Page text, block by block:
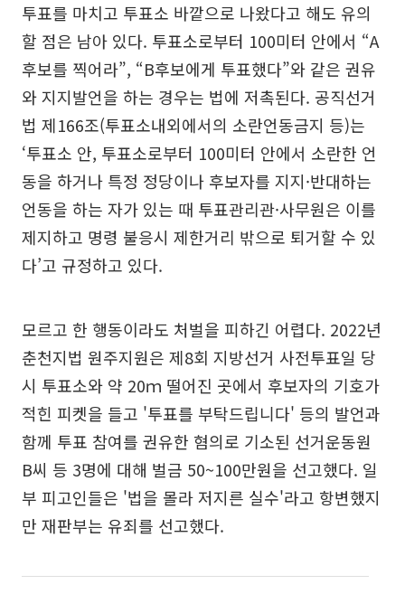
투표를 마치고 투표소 바깥으로 나왔다고 해도 유의
할 점은 남아 있다. 투표소로부터 100미터 안에서 “A
후보를 찍어라”, “B후보에게 투표했다”와 같은 권유
와 지지발언을 하는 경우는 법에 저촉된다. 공직선거
법 제166조(투표소내외에서의 소란언동금지 등)는
‘투표소 안, 투표소로부터 100미터 안에서 소란한 언
동을 하거나 특정 정당이나 후보자를 지지·반대하는
언동을 하는 자가 있는 때 투표관리관·사무원은 이를
제지하고 명령 불응시 제한거리 밖으로 퇴거할 수 있
다’고 규정하고 있다.
모르고 한 행동이라도 처벌을 피하긴 어렵다. 2022년
춘천지법 원주지원은 제8회 지방선거 사전투표일 당
시 투표소와 약 20ｍ 떨어진 곳에서 후보자의 기호가
적힌 피켓을 들고 '투표를 부탁드립니다' 등의 발언과
함께 투표 참여를 권유한 혐의로 기소된 선거운동원
B씨 등 3명에 대해 벌금 50~100만원을 선고했다. 일
부 피고인들은 '법을 몰라 저지른 실수'라고 항변했지
만 재판부는 유죄를 선고했다.